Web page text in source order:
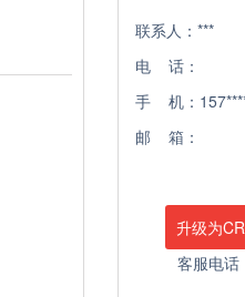
联系人：***
电 话：
手 机：
邮 箱：
升级为
客服电话